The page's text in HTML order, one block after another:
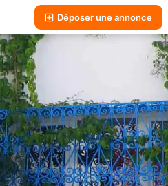
Déposer une annonce